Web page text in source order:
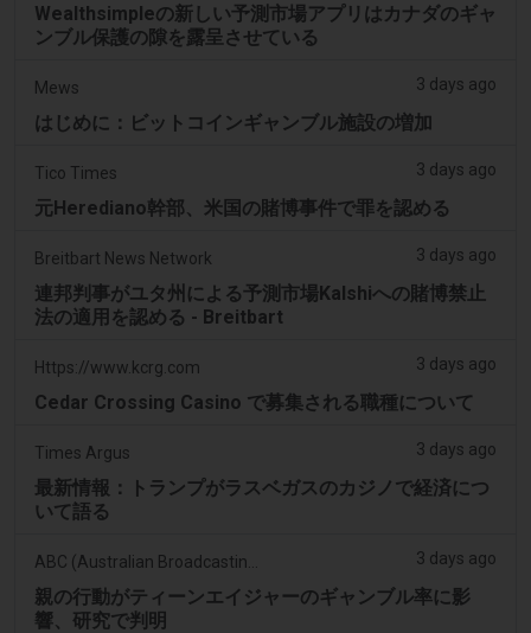
Wealthsimpleの新しい予測市場アプリはカナダのギャ
ンブル保護の隙を露呈させている
Mews 3 days ago
はじめに：ビットコインギャンブル施設の増加
Tico Times 3 days ago
元Herediano幹部、米国の賭博事件で罪を認める
Breitbart News Network 3 days ago
連邦判事がユタ州による予測市場Kalshiへの賭博禁止
法の適用を認める - Breitbart
Https://www.kcrg.com 3 days ago
Cedar Crossing Casino で募集される職種について
Times Argus 3 days ago
最新情報：トランプがラスベガスのカジノで経済につ
いて語る
3 days ago
親の行動がティーンエイジャーのギャンブル率に影
響、研究で判明